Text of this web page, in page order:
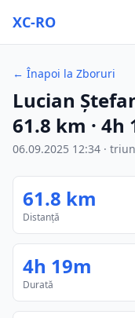
XC-RO
← Înapoi la Zboruri
Lucian
61.8 km · 4h
06.09.2025 12:34 ·
61.8 km
Distanță
4h 19m
Durată